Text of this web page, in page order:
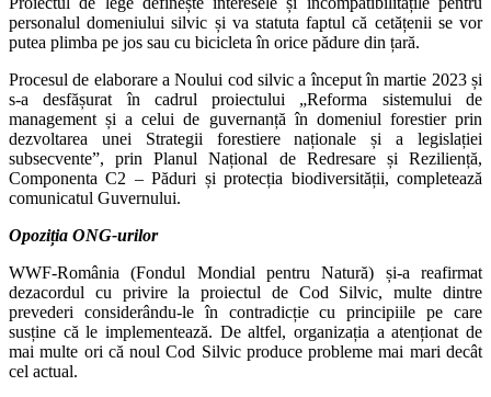
personalul domeniului silvic și va statuta faptul că cetățenii se vor
putea plimba pe jos sau cu bicicleta în orice pădure din țară.
Procesul de elaborare a Noului cod silvic a început în martie 2023 și
s-a desfășurat în cadrul proiectului „Reforma sistemului de
management și a celui de guvernanță în domeniul forestier prin
dezvoltarea unei Strategii forestiere naționale și a legislației
subsecvente”, prin Planul Național de Redresare și Reziliență,
Componenta C2 – Păduri și protecția biodiversității, completează
comunicatul Guvernului.
Opoziția ONG-urilor
WWF-România (Fondul Mondial pentru Natură) și-a reafirmat
dezacordul cu privire la proiectul de Cod Silvic, multe dintre
prevederi considerându-le în contradicție cu principiile pe care
susține că le implementează. De altfel, organizația a atenționat de
mai multe ori că noul Cod Silvic produce probleme mai mari decât
cel actual.